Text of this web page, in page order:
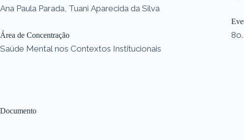
Documento
Ana Paula Parada, Tuani Aparecida da Silva
Área de Concentração
Saúde Mental nos Contextos Institucionais